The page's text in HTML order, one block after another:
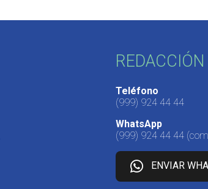
Teléfono
(999) 924 44 44
WhatsApp
(999) 924 44 44
ENVIAR